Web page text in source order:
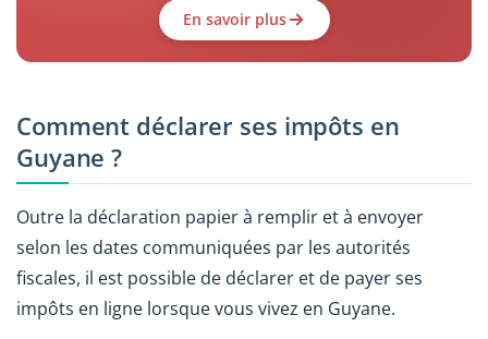
En savoir plus
Comment déclarer ses impôts en
Guyane ?
Outre la déclaration papier à remplir et à envoyer
selon les dates communiquées par les autorités
fiscales, il est possible de déclarer et de payer ses
impôts en ligne lorsque vous vivez en Guyane.